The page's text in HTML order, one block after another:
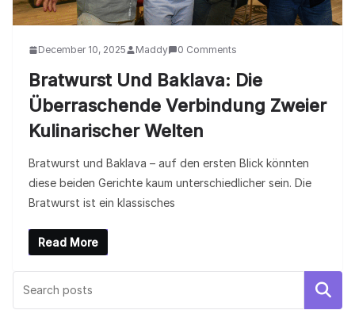
December 10, 2025 Maddy 0 Comments
Bratwurst Und Baklava: Die
Überraschende Verbindung Zweier
Kulinarischer Welten
Bratwurst und Baklava – auf den ersten Blick könnten
diese beiden Gerichte kaum unterschiedlicher sein. Die
Bratwurst ist ein klassisches
Read More
Search